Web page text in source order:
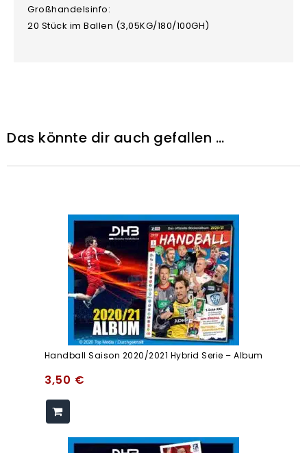
Großhandelsinfo:
20 Stück im Ballen (3,05KG/180/100GH)
Das könnte dir auch gefallen …
Handball Saison 2020/2021 Hybrid Serie – Album
3,50 €